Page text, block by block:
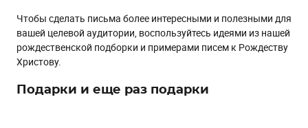
Используйте разные механики
Проведите конкурс рождественских фотографий или
Объявите конкурс хэштегов
Чтобы сделать письма более интересными и полезными для
вашей целевой аудитории, воспользуйтесь идеями из нашей
рождественской подборки и примерами писем к Рождеству
Христову.
Подарки и еще раз подарки